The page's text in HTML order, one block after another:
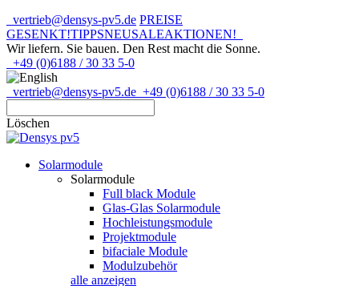
vertrieb@densys-pv5.de PREISE
GESENKT!TIPPSNEUSALEAKTIONEN!
Wir liefern. Sie bauen. Den Rest macht die Sonne.
+49 (0)6188 / 30 33 5-0
vertrieb@densys-pv5.de +49 (0)6188 / 30 33 5-0
Löschen
Solarmodule
Solarmodule
Full black Module
Glas-Glas Solarmodule
Hochleistungsmodule
Projektmodule
bifaciale Module
Modulzubehör
alle anzeigen